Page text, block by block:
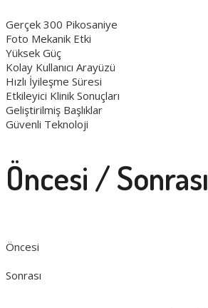
Gerçek 300 Pikosaniye
Foto Mekanik Etki
Yüksek Güç
Kolay Kullanıcı Arayüzü
Hızlı İyileşme Süresi
Etkileyici Klinik Sonuçları
Geliştirilmiş Başlıklar
Güvenli Teknoloji
Öncesi / Sonrası
Öncesi
Sonrası